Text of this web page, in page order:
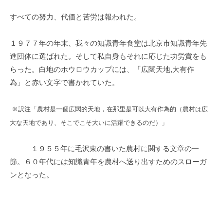
すべての努力、代価と苦労は報われた。
１９７７年の年末、我々の知識青年食堂は北京市知識青年先
進団体に選ばれた。そして私自身もそれに応じた功労賞をも
らった。白地のホウロウカップには、「広闊天地,大有作
為」と赤い文字で書かれていた。
※訳注「農村是一個広闊的天地，在那里是可以大有作為的（農村は広
大な天地であり、そこでこそ大いに活躍できるのだ）」
１９５５年に毛沢東の書いた農村に関する文章の一
節。６０年代には知識青年を農村へ送り出すためのスローガ
ンとなった。